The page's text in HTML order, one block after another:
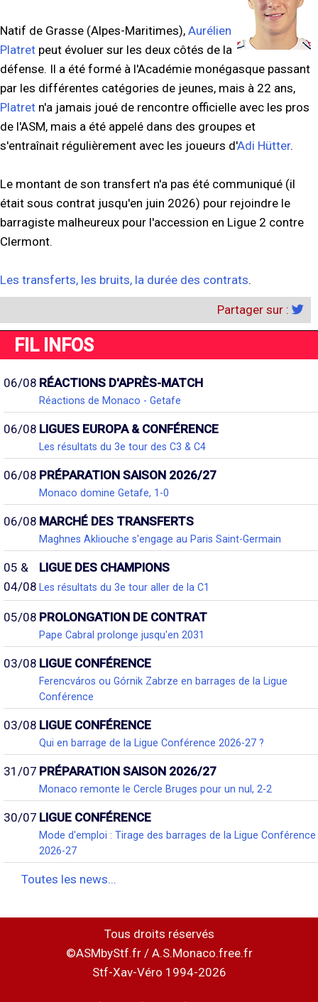
Natif de Grasse (Alpes-Maritimes), Aurélien
Platret peut évoluer sur les deux côtés de la
défense. Il a été formé à l'Académie monégasque passant
par les différentes catégories de jeunes, mais à 22 ans,
Platret n'a jamais joué de rencontre officielle avec les pros
de l'ASM, mais a été appelé dans des groupes et
s'entraînait régulièrement avec les joueurs d'Adi Hütter.
Le montant de son transfert n'a pas été communiqué (il
était sous contrat jusqu'en juin 2026) pour rejoindre le
barragiste malheureux pour l'accession en Ligue 2 contre
Clermont.
Les transferts, les bruits, la durée des contrats.
Partager sur :
FIL INFOS
06/08 RÉACTIONS D'APRÈS-MATCH
Réactions de Monaco - Getafe
06/08 LIGUES EUROPA & CONFÉRENCE
Les résultats du 3e tour des C3 & C4
06/08 PRÉPARATION SAISON 2026/27
Monaco domine Getafe, 1-0
06/08 MARCHÉ DES TRANSFERTS
Maghnes Akliouche s'engage au Paris Saint-Germain
05 &
04/08
LIGUE DES CHAMPIONS
Les résultats du 3e tour aller de la C1
05/08 PROLONGATION DE CONTRAT
Pape Cabral prolonge jusqu'en 2031
03/08 LIGUE CONFÉRENCE
Ferencváros ou Górnik Zabrze en barrages de la Ligue
Conférence
03/08 LIGUE CONFÉRENCE
Qui en barrage de la Ligue Conférence 2026-27 ?
31/07 PRÉPARATION SAISON 2026/27
Monaco remonte le Cercle Bruges pour un nul, 2-2
30/07 LIGUE CONFÉRENCE
Mode d'emploi : Tirage des barrages de la Ligue Conférence
2026-27
Toutes les news...
Tous droits réservés
©ASMbyStf.fr / A.S.Monaco.free.fr
Stf-Xav-Véro 1994-2026